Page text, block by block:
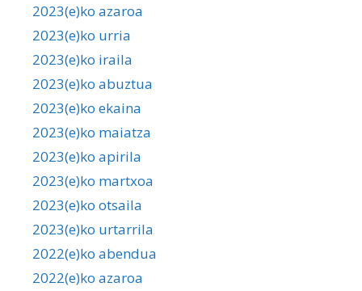
2023(e)ko azaroa
2023(e)ko urria
2023(e)ko iraila
2023(e)ko abuztua
2023(e)ko ekaina
2023(e)ko maiatza
2023(e)ko apirila
2023(e)ko martxoa
2023(e)ko otsaila
2023(e)ko urtarrila
2022(e)ko abendua
2022(e)ko azaroa